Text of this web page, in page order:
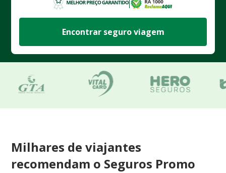
Encontrar seguro viagem
Milhares de viajantes
recomendam o Seguros Promo